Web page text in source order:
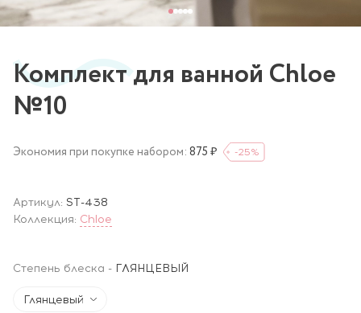
Комплект для ванной Chloe
№10
Экономия при покупке набором: 875 ₽ -25%
Артикул: ST-438
Коллекция: Chloe
Степень блеска - ГЛЯНЦЕВЫЙ
Глянцевый